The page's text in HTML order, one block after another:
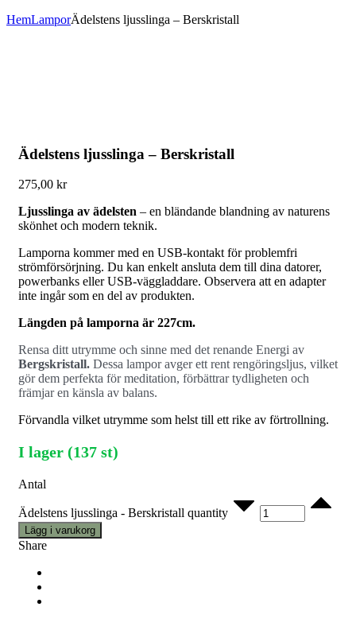
HemLamporÄdelstens ljusslinga – Berskristall
Ädelstens ljusslinga – Berskristall
275,00 kr
Ljusslinga av ädelsten – en bländande blandning av naturens
skönhet och modern teknik.
Lamporna kommer med en USB-kontakt för problemfri
strömförsörjning. Du kan enkelt ansluta dem till dina datorer,
powerbanks eller USB-väggladdare. Observera att en adapter
inte ingår som en del av produkten.
Längden på lamporna är 227cm.
Rensa ditt utrymme och sinne med det renande Energi av
Bergskristall. Dessa lampor avger ett rent rengöringsljus, vilket
gör dem perfekta för meditation, förbättrar tydligheten och
främjar en känsla av balans.
Förvandla vilket utrymme som helst till ett rike av förtrollning.
I lager (137 st)
Antal
Ädelstens ljusslinga - Berskristall quantity
Lägg i varukorg
Share